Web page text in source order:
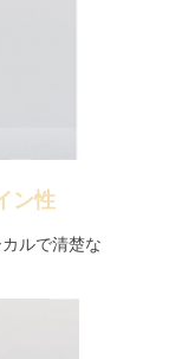
ン性
ルで清楚な